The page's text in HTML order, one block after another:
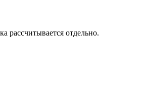
рассчитывается отдельно.